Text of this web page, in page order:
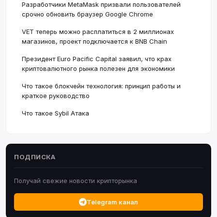
Разработчики MetaMask призвали пользователей
срочно обновить браузер Google Chrome
VET теперь можно расплатиться в 2 миллионах
магазинов, проект подключается к BNB Chain
Президент Euro Pacific Capital заявил, что крах
криптовалютного рынка полезен для экономики
Что такое блокчейн технология: принцип работы и
краткое руководство
Что такое Sybil Атака
ПОДПИСКА
Получай свежие новости крипторынка
Telegram канал